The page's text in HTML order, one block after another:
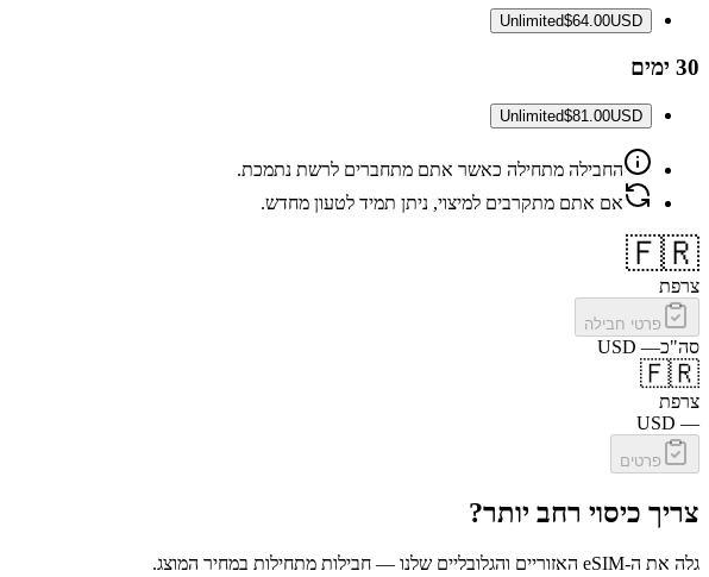
Unlimited$64.00USD
30 ימים
Unlimited$81.00USD
החבילה מתחילה כאשר אתם מתחברים לרשת נתמכת.
אם אתם מתקרבים למיצוי, ניתן תמיד לטעון מחדש.
🇫🇷
צרפת
פרטי חבילה
סה"כ—
USD
🇫🇷
צרפת
—
USD
פרטים
צריך כיסוי רחב יותר?
גלה את ה-eSIM האזוריים והגלובליים שלנו — חבילות מתחילות במחיר המוצג.